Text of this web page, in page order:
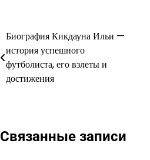
по
записям
Биография Кикдауна Ильи —
история успешного
футболиста, его взлеты и
достижения
Связанные записи